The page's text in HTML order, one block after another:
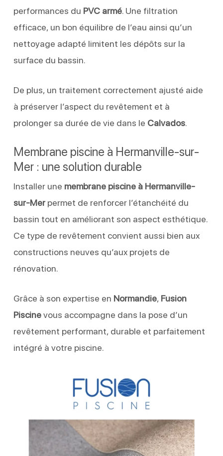
performances du PVC armé. Une filtration
efficace, un bon équilibre de l’eau ainsi qu’un
nettoyage adapté limitent les dépôts sur la
surface du bassin.
De plus, un traitement correctement ajusté aide
à préserver l’aspect du revêtement et à
prolonger sa durée de vie dans le Calvados.
Membrane piscine à Hermanville-sur-
Mer : une solution durable
Installer une membrane piscine à Hermanville-
sur-Merpermet de renforcer l’étanchéité du
bassin tout en améliorant son aspect esthétique.
Ce type de revêtement convient aussi bien aux
constructions neuves qu’aux projets de
rénovation.
Grâce à son expertise en Normandie, Fusion
Piscinevous accompagne dans la pose d’un
revêtement performant, durable et parfaitement
intégré à votre piscine.